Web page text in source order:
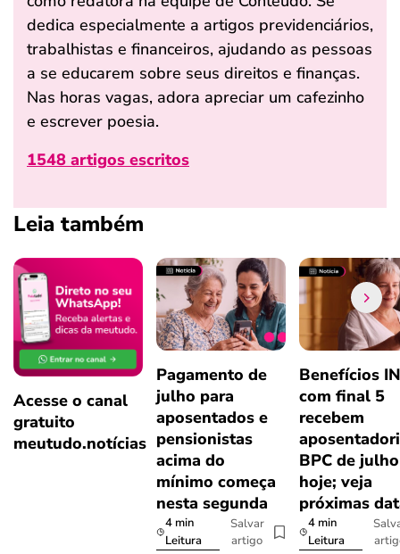
dedica especialmente a artigos previdenciários,
trabalhistas e financeiros, ajudando as pessoas
a se educarem sobre seus direitos e finanças.
Nas horas vagas, adora apreciar um cafezinho
e escrever poesia.
1548 artigos escritos
Leia também
Acesse o canal
gratuito
meutudo.notícias
Pagamento de
julho para
aposentados e
pensionistas
acima do
mínimo começa
nesta segunda
4 min
Leitura
Salvar
artigo
Benefícios
com final 5
recebem
BPC de julho
hoje; veja
próximas
4 min
Leitura